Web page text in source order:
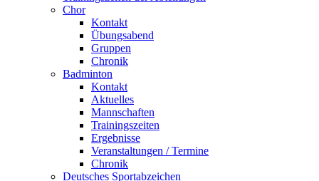
Chor
Kontakt
Übungsabend
Gruppen
Chronik
Badminton
Kontakt
Aktuelles
Mannschaften
Trainingszeiten
Ergebnisse
Veranstaltungen / Termine
Chronik
Deutsches Sportabzeichen